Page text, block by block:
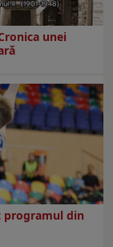
unei
programul din